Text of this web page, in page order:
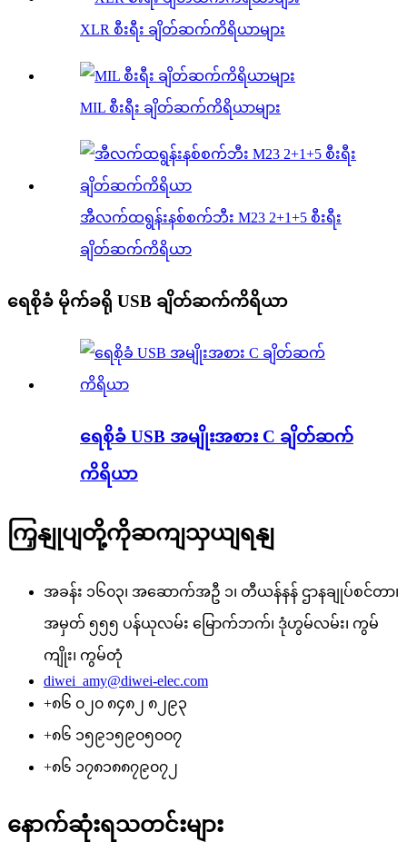
XLR စီးရီး ချိတ်ဆက်ကိရိယာများ
MIL စီးရီး ချိတ်ဆက်ကိရိယာများ
အီလက်ထရွန်းနစ်စက်ဘီး M23 2+1+5 စီးရီး
ချိတ်ဆက်ကိရိယာ
ရေစိုခံ မိုက်ခရို USB ချိတ်ဆက်ကိရိယာ
ရေစိုခံ USB အမျိုးအစား C ချိတ်ဆက်
ကိရိယာ
ကြှနျုပျတို့ကိုဆကျသှယျရနျ
အခန်း ၁၆၀၃၊ အဆောက်အဦ ၁၊ တီယန်နန် ဌာနချုပ်စင်တာ၊
အမှတ် ၅၅၅ ပန်ယုလမ်း မြောက်ဘက်၊ ဒုံဟွမ်လမ်း၊ ကွမ်
ကျိုး၊ ကွမ်တုံ
diwei_amy@diwei-elec.com
+၈၆ ၀၂၀ ၈၄၈၂ ၈၂၉၃
+၈၆ ၁၅၉၁၅၉၀၅၀၀၇
+၈၆ ၁၇၈၁၈၈၇၉၀၇၂
နောက်ဆုံးရသတင်းများ